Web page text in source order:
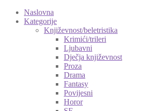
Naslovna
Kategorije
Književnost/beletristika
Krimići/trileri
Ljubavni
Dječja književnost
Proza
Drama
Fantasy
Povijesni
Horor